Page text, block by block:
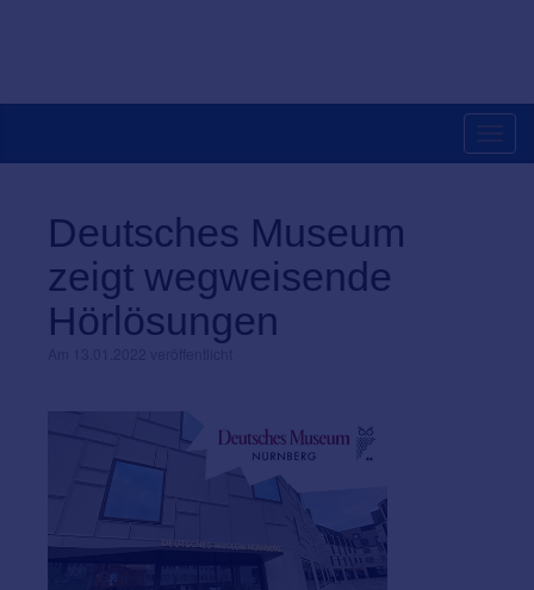
Deutsches Museum
zeigt wegweisende
Hörlösungen